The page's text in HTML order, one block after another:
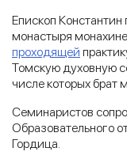
Епископ
монастыря
проходящей
Томскую духовную
числе которых
Семинаристов
Образовательного
Гордица.